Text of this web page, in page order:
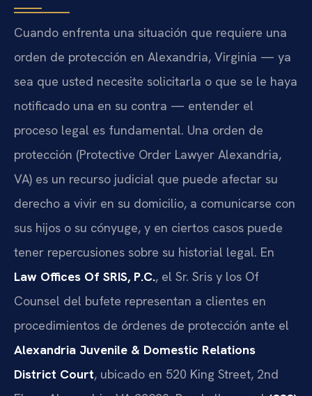
Cuando enfrenta una situación que requiere una
orden de protección en Alexandria, Virginia — ya
sea que usted necesite solicitarla o que se le haya
notificado una en su contra — entender el
proceso legal es fundamental. Una orden de
protección (Protective Order Lawyer Alexandria,
VA) es un recurso judicial que puede afectar su
derecho a vivir en su domicilio, a comunicarse con
sus hijos o su cónyuge, y en ciertos casos puede
tener repercusiones sobre su historial legal. En
Law Offices Of SRIS, P.C., el Sr. Sris y los Of
Counsel del bufete representan a clientes en
procedimientos de órdenes de protección ante el
Alexandria Juvenile & Domestic Relations
District Court, ubicado en 520 King Street, 2nd